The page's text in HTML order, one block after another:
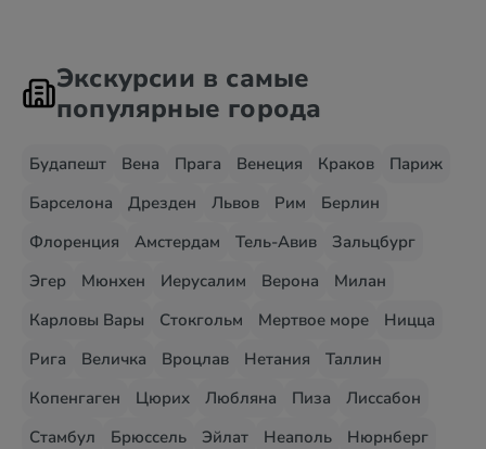
Экскурсии в самые
популярные города
Будапешт Вена Прага Венеция Краков
Париж
Барселона
Дрезден Львов Рим
Берлин
Флоренция
Амстердам Тель-Авив
Зальцбург
Эгер
Мюнхен Иерусалим Верона
Милан
Карловы Вары
Стокгольм Мертвое море
Ницца
Рига
Величка Вроцлав Нетания
Таллин
Копенгаген
Цюрих Любляна Пиза
Лиссабон
Стамбул
Брюссель Эйлат Неаполь
Нюрнберг